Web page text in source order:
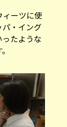
ィーツに使
・イング
たような